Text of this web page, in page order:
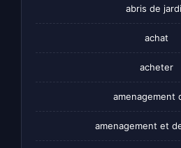
abris de
achat
acheter
amenagement
amenagement et